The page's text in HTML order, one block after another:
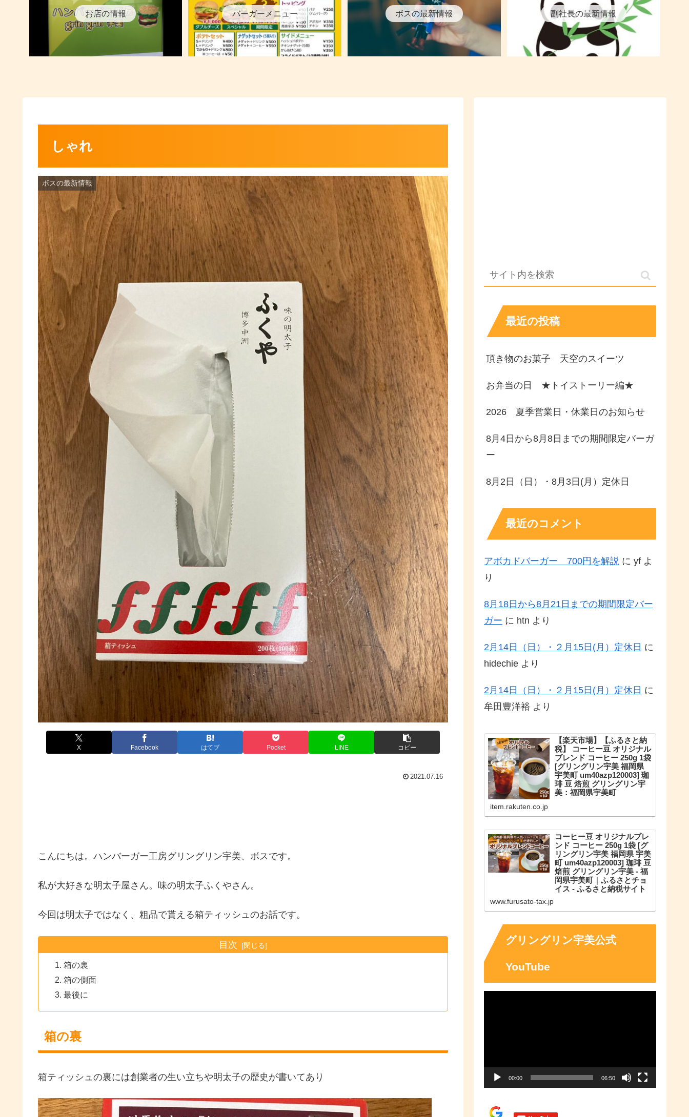
お店の情報 バーガーメニュー ボスの最新情報 副社長の最新情報
しゃれ
ボスの最新情報
X Facebook はてブ Pocket LINE コピー
2021.07.16
こんにちは。ハンバーガー工房グリングリン宇美、ボスです。
私が大好きな明太子屋さん。味の明太子ふくやさん。
今回は明太子ではなく、粗品で貰える箱ティッシュのお話です。
目次
箱の裏
箱の側面
最後に
箱の裏
箱ティッシュの裏には創業者の生い立ちや明太子の歴史が書いてあり
最近の投稿
頂き物のお菓子 天空のスイーツ
お弁当の日 ★トイストーリー編★
2026 夏季営業日・休業日のお知らせ
8月4日から8月8日までの期間限定バーガ
ー
8月2日（日）・8月3日(月）定休日
最近のコメント
アボカドバーガー 700円を解説 に yf よ
り
8月18日から8月21日までの期間限定バー
ガー に htn より
2月14日（日）・２月15日(月）定休日 に
hidechie より
2月14日（日）・２月15日(月）定休日 に
牟田豊洋裕 より
【楽天市場】【ふるさと納
税】 コーヒー豆 オリジナル
ブレンド コーヒー 250g 1袋
[グリングリン宇美 福岡県
宇美町 um40azp120003] 珈
琲 豆 焙煎 グリングリン宇
美：福岡県宇美町
ジナルブレンド コーヒー 250g 1袋
item.rakuten.co.jp
コーヒー豆 オリジナルブレ
ンド コーヒー 250g 1袋 [グ
リングリン宇美 福岡県 宇美
町 um40azp120003] 珈琲 豆
焙煎 グリングリン宇美 - 福
岡県宇美町｜ふるさとチョ
イス - ふるさと納税サイト
満載のふるさと納税No.1サイト
の魅力を知ったうえで、あなたが
応援したい地域に簡単・便利にふ
るさと納税で寄付ができます。
www.furusato-tax.jp
グリングリン宇美公式
YouTube
00:00 06:50